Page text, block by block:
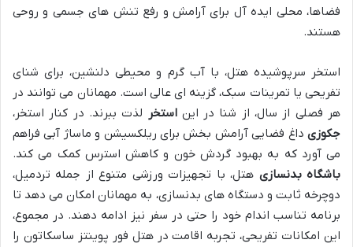
فضاها، محلی ایده آل برای آرامش و رفع تنش های جسمی و روحی
هستند.
استخر سرپوشیده هتل، با آب گرم و محیطی دلنشین، برای شنای
تفریحی یا تمرینات سبک، گزینه ای عالی است. مهمانان می توانند در
هر فصلی از سال، از شنا در ایناستخر لذت ببرند. در کنار استخر،
جکوزی داغ فضایی آرامش بخش برای ریلکسیشن و ماساژ آبی فراهم
می آورد که به بهبود گردش خون و کاهش استرس کمک می کند.
باشگاه بدنسازی هتل، با تجهیزات ورزشی متنوع از جمله تردمیل،
دوچرخه ثابت و دستگاه های بدنسازی، به مهمانان امکان می دهد تا
برنامه تناسب اندام خود را حتی در سفر نیز ادامه دهند. در مجموع،
این امکانات تفریحی، تجربه اقامت در هتل فور پوینتز ساسکاتون را